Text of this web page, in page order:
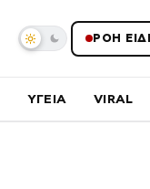
ΡΟΗ
ΥΓΕΙΑ VIRAL